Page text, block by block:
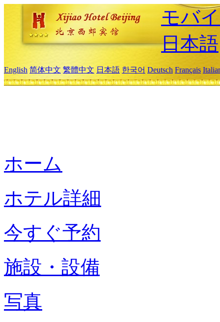
モバ
日本語
English 简体中文 繁體中文 日本語 한국어 Deutsch Français
ホーム
ホテル詳細
今すぐ予約
施設・設備
写真